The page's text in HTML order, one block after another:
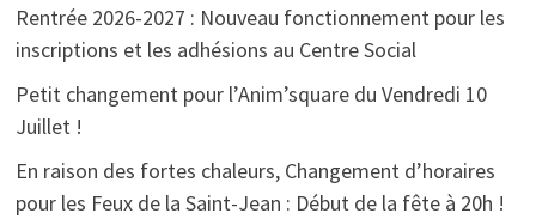
Rentrée 2026-2027 : Nouveau fonctionnement pour les
inscriptions et les adhésions au Centre Social
Petit changement pour l’Anim’square du Vendredi 10
Juillet !
En raison des fortes chaleurs, Changement d’horaires
pour les Feux de la Saint-Jean : Début de la fête à 20h !